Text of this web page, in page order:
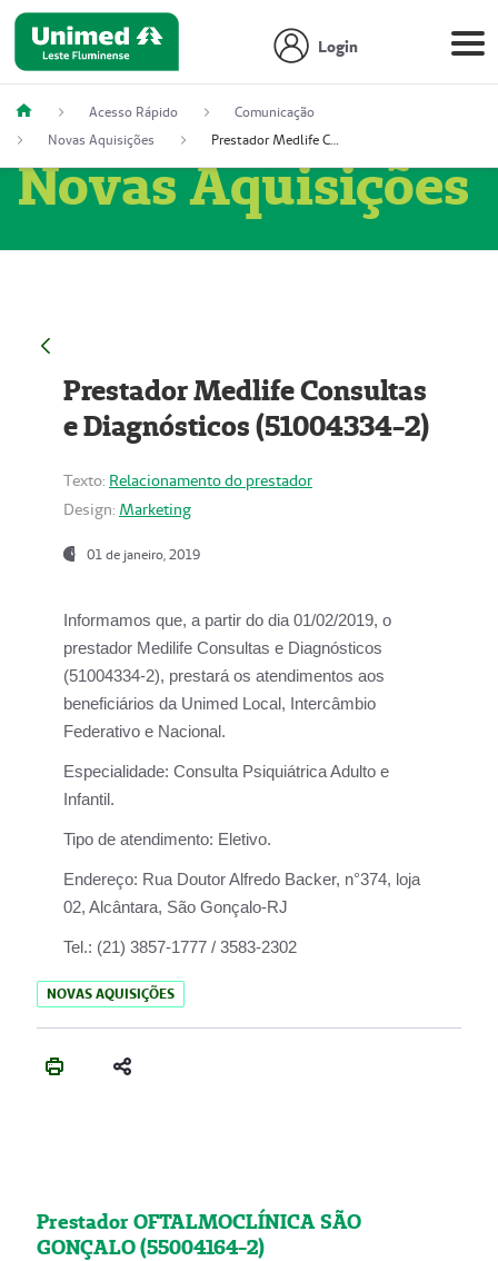
Login
Acesso Rápido
Comunicação
Novas Aquisições
Prestador Medlife Consultas e Diagnósticos (51004334-2)
Novas Aquisições
Prestador Medlife Consultas
e Diagnósticos (51004334-2)
Texto: Relacionamento do prestador
Design: Marketing
01 de janeiro, 2019
Informamos que, a partir do dia 01/02/2019, o
prestador Medilife Consultas e Diagnósticos
(51004334-2), prestará os atendimentos aos
beneficiários da Unimed Local, Intercâmbio
Federativo e Nacional.
Especialidade: Consulta Psiquiátrica Adulto e
Infantil.
Tipo de atendimento: Eletivo.
Endereço: Rua Doutor Alfredo Backer, n°374, loja
02, Alcântara, São Gonçalo-RJ
Tel.: (21) 3857-1777 / 3583-2302
NOVAS AQUISIÇÕES
Prestador OFTALMOCLÍNICA SÃO
GONÇALO (55004164-2)